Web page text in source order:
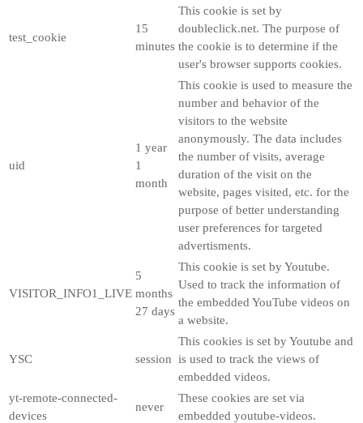
test_cookie
15
minutes
This cookie is set by
doubleclick.net. The purpose of
the cookie is to determine if the
user's browser supports cookies.
uid
1 year
1
month
This cookie is used to measure the
number and behavior of the
visitors to the website
anonymously. The data includes
the number of visits, average
duration of the visit on the
website, pages visited, etc. for the
purpose of better understanding
user preferences for targeted
advertisments.
VISITOR_INFO1_LIVE
5
months
27 days
This cookie is set by Youtube.
Used to track the information of
the embedded YouTube videos on
a website.
YSC session
This cookies is set by Youtube and
is used to track the views of
embedded videos.
yt-remote-connected-
devices
never
These cookies are set via
embedded youtube-videos.